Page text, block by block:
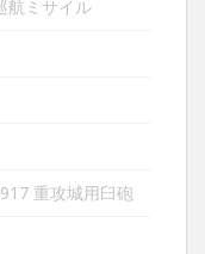
航ミサイル
重攻城用臼砲